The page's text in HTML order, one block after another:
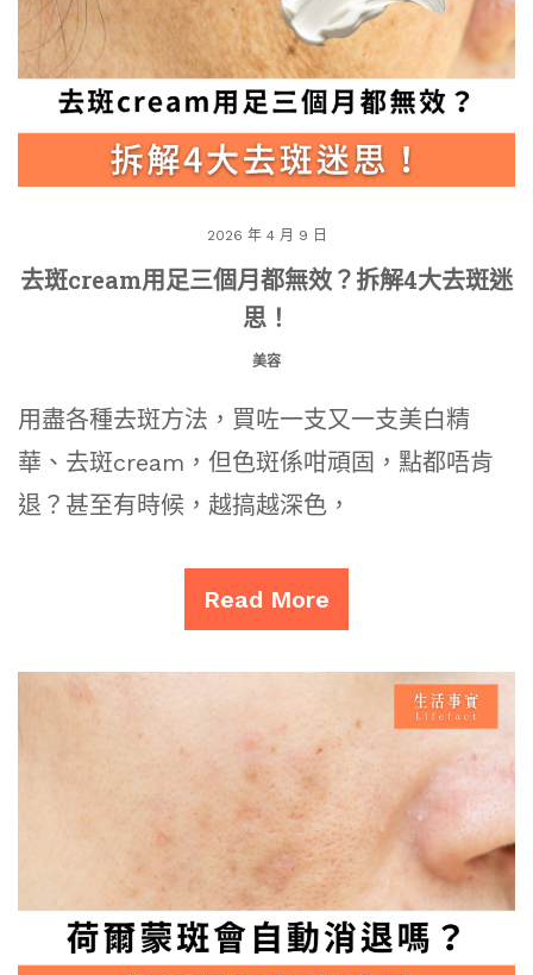
2026 年 4 月 9 日
去斑cream用足三個月都無效？拆解4大去斑迷
思！
美容
用盡各種去斑方法，買咗一支又一支美白精
華、去斑cream，但色斑係咁頑固，點都唔肯
退？甚至有時候，越搞越深色，
Read More